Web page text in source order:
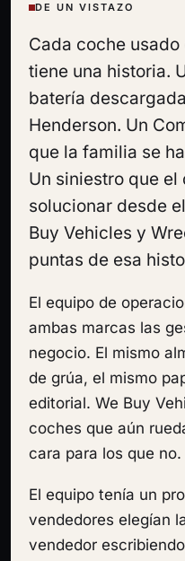
DE UN VISTAZO
Cada coche
tiene una historia.
batería
Henderson. Un
que la familia se
Un siniestro que
solucionar desde
Buy Vehicles y
puntas de esa
El equipo de
ambas marcas las
negocio. El mismo
de grúa, el mismo
editorial. We Buy
coches que aún
cara para los que no.
El equipo tenía un
vendedores elegían
vendedor